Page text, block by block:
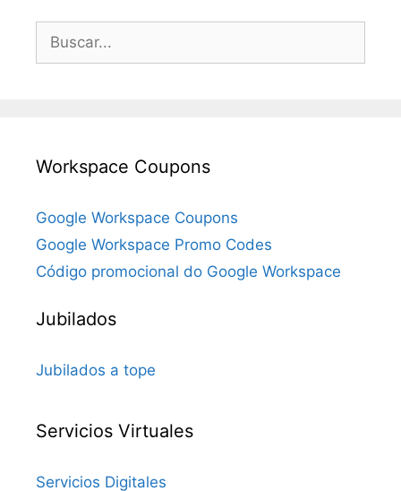
Workspace Coupons
Google Workspace Coupons
Google Workspace Promo Codes
Código promocional do Google Workspace
Jubilados
Jubilados a tope
Servicios Virtuales
Servicios Digitales